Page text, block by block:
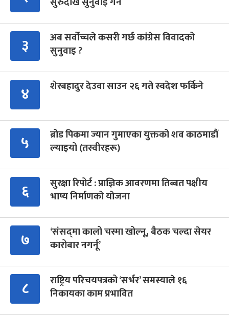
३
अब सर्वोच्चले कसरी गर्छ कांग्रेस विवादको
सुनुवाइ ?
४ शेरबहादुर देउवा साउन २६ गते स्वदेश फर्किने
५
ब्रोड पिकमा ज्यान गुमाएका युक्तको शव काठमाडौं
ल्याइयो (तस्वीरहरू)
६
सुरक्षा रिपोर्ट : प्राज्ञिक आवरणमा तिब्बत पक्षीय
भाष्य निर्माणको योजना
७
‘संसद्‍मा कालो चस्मा खोल्नू, बैठक चल्दा सेयर
कारोबार नगर्नू’
८
राष्ट्रिय परिचयपत्रको ‘सर्भर’ समस्याले १६
निकायका काम प्रभावित